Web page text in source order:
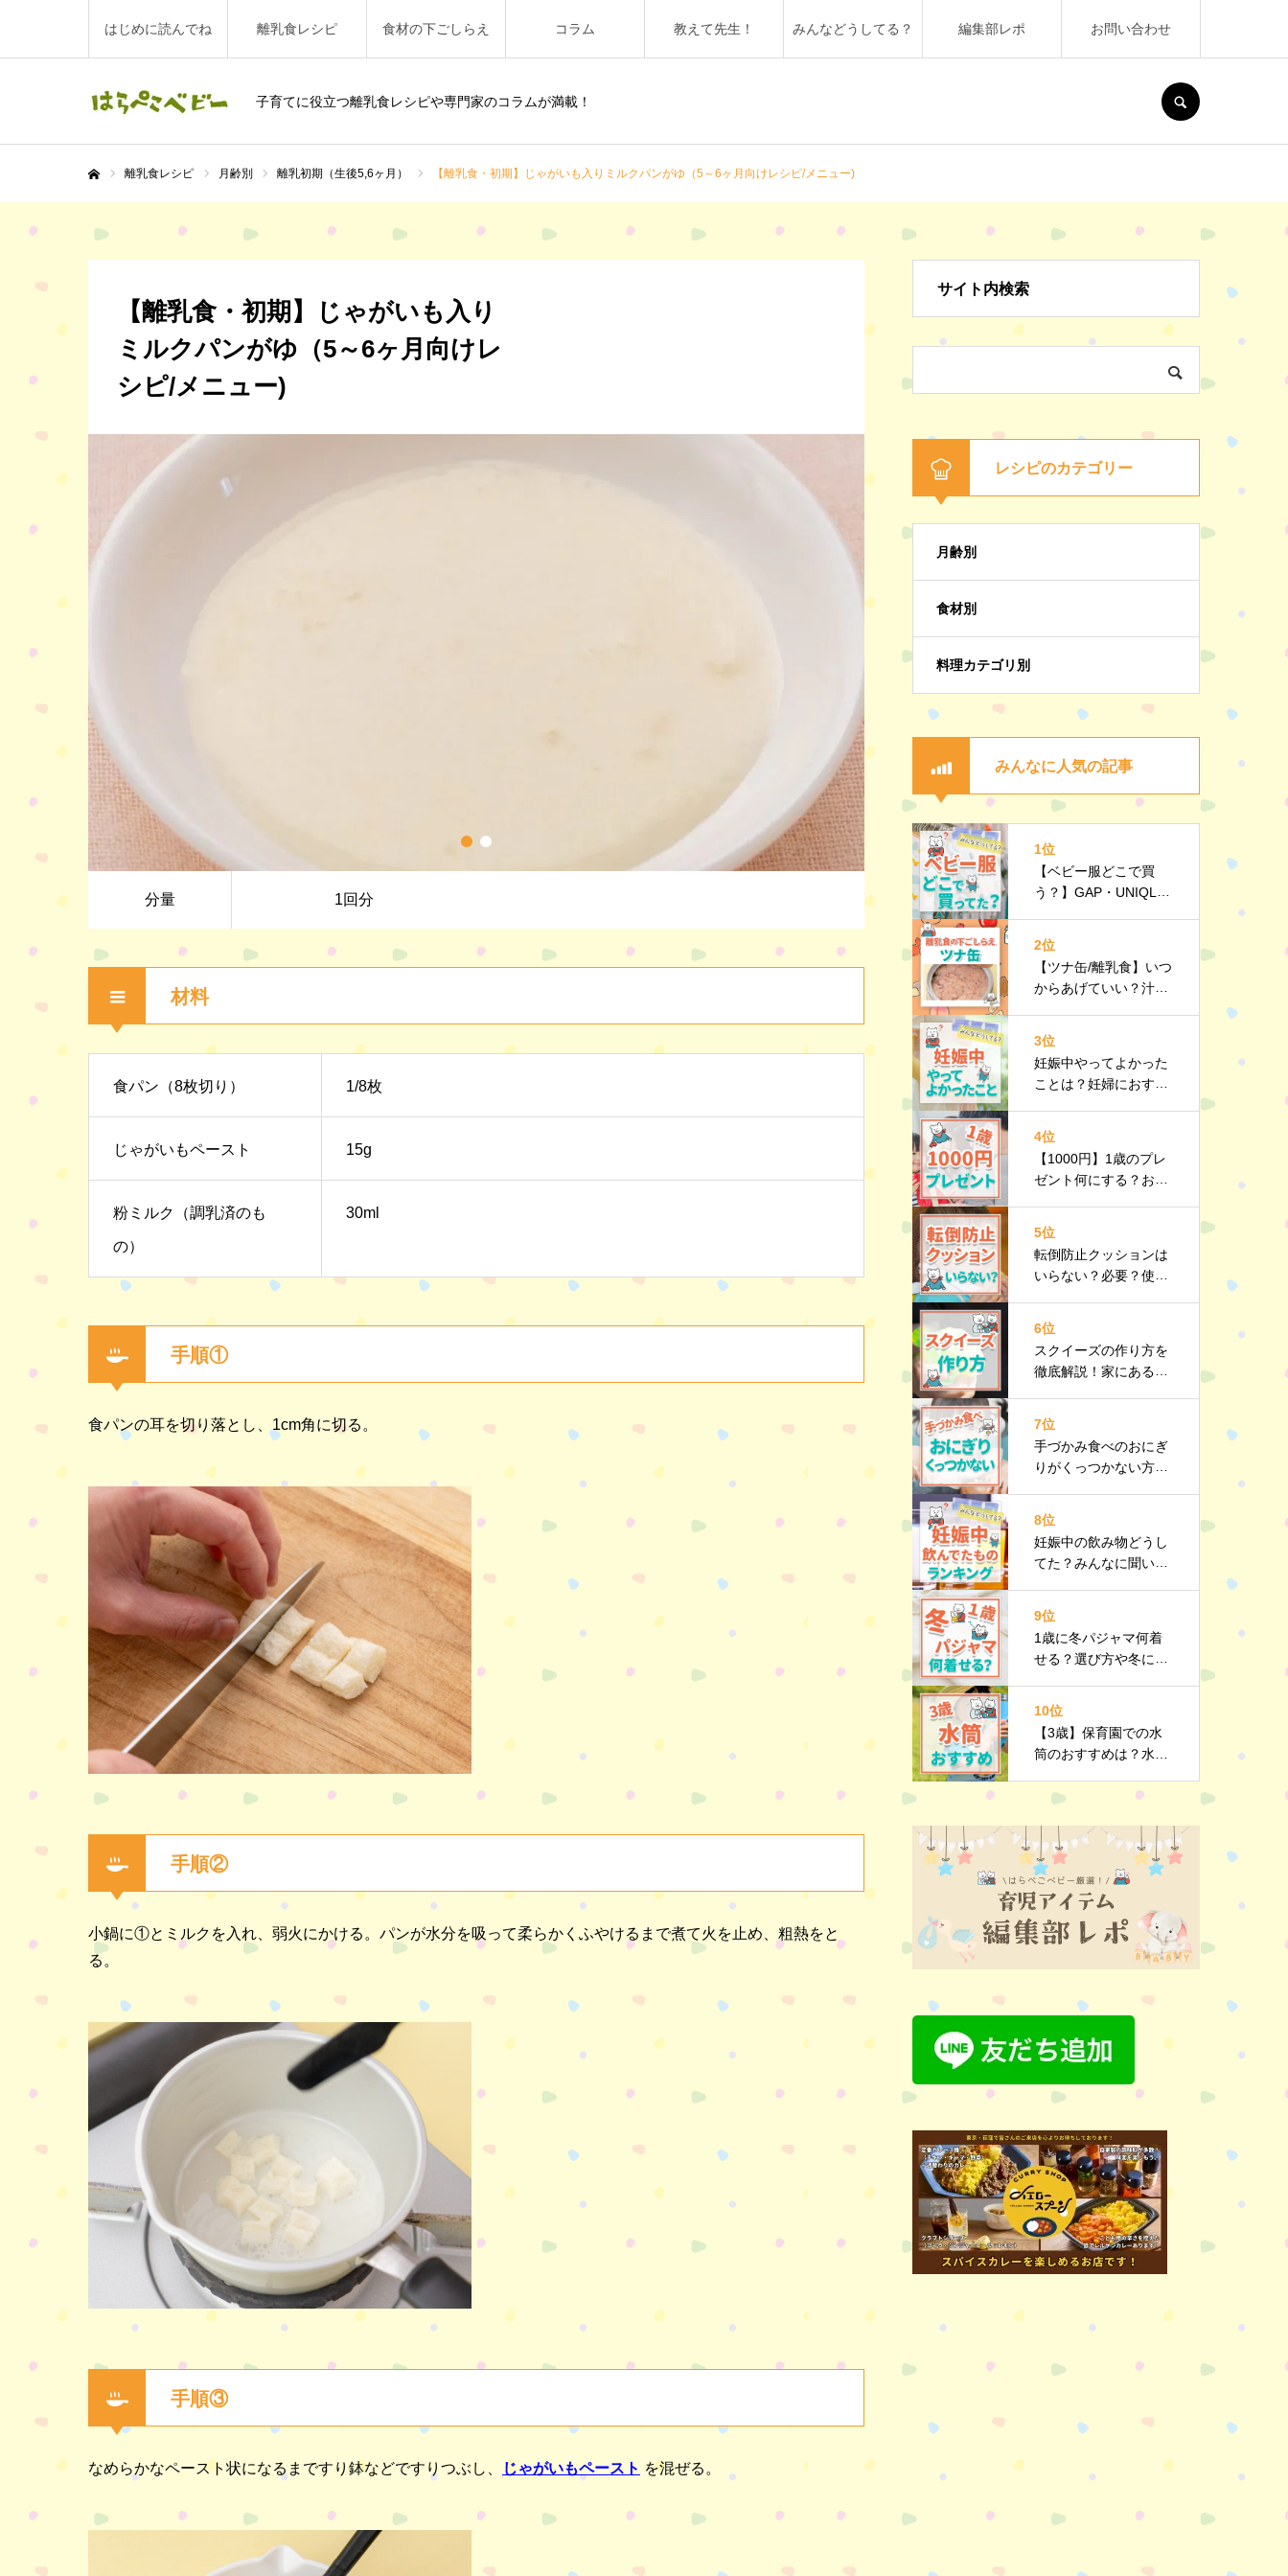
子育てに役立つ離乳食レシピや専門家のコラムが満載！
はじめに読んでね 離乳食レシピ 食材の下ごしらえ コラム 教えて先生！ みんなどうしてる？ 編集部レポ お問い合わせ
離乳食レシピ 月齢別 離乳初期（生後5,6ヶ月） 【離乳食・初期】じゃがいも入りミルクパンがゆ（5～6ヶ月向けレシピ/メニュー)
【離乳食・初期】じゃがいも入り
ミルクパンがゆ（5～6ヶ月向けレ
シピ/メニュー)
分量 1回分
材料
食パン（8枚切り） 1/8枚
じゃがいもペースト 15g
粉ミルク（調乳済のも
の）
30ml
手順①
食パンの耳を切り落とし、1cm角に切る。
手順②
小鍋に①とミルクを入れ、弱火にかける。パンが水分を吸って柔らかくふやけるまで煮て火を止め、粗熱をと
る。
手順③
なめらかなペースト状になるまですり鉢などですりつぶし、 じゃがいもペースト を混ぜる。
サイト内検索
レシピのカテゴリー
月齢別
食材別
料理カテゴリ別
みんなに人気の記事
1位
【ベビー服どこで買
う？】GAP・UNIQL
2位
【ツナ缶/離乳食】いつ
からあげていい？汁
のポイントなど詳しく
解説
3位
妊娠中やってよかった
ことは？妊婦におすす
4位
【1000円】1歳のプレ
ゼント何にする？おす
紹介
5位
転倒防止クッションは
いらない？必要？使う
6位
スクイーズの作り方を
徹底解説！家にあるも
7位
手づかみ食べのおにぎ
りがくっつかない方法
8位
妊娠中の飲み物どうし
てた？みんなに聞いた
9位
1歳に冬パジャマ何着
せる？選び方や冬にお
10位
【3歳】保育園での水
筒のおすすめは？水筒
点を解説